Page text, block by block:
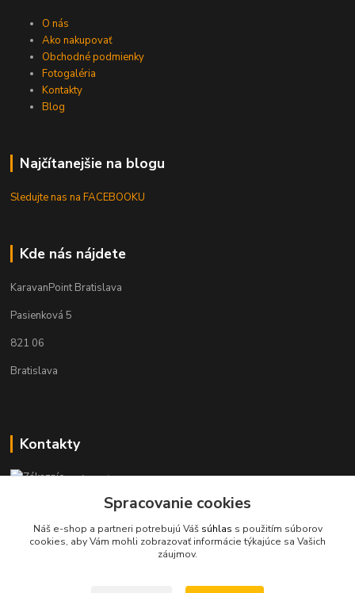
O nás
Ako nakupovať
Obchodné podmienky
Fotogaléria
Kontakty
Blog
Najčítanejšie na blogu
Sledujte nas na FACEBOOKU
Kde nás nájdete
KaravanPoint Bratislava
Pasienková 5
821 06
Bratislava
Kontakty
Zákaznícka podpora KaravanPoint
+421902309993
(Po-Pia, 9-18 hod.)
info@karavanpoint.sk
Spracovanie cookies
Náš e-shop a partneri potrebujú Váš súhlas s použitím súborov
cookies, aby Vám mohli zobrazovať informácie týkajúce sa Vašich
záujmov.